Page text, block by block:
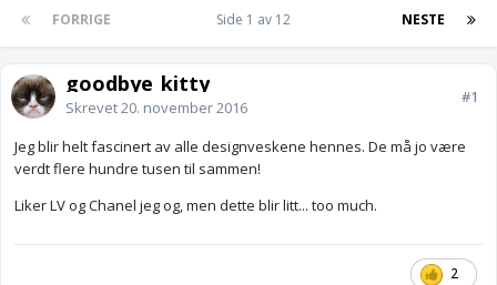
FORRIGE NESTE
Side 1 av 12
goodbye_kitty
Skrevet20. november 2016
#1
Jeg blir helt fascinert av alle designveskene hennes. De må jo være
verdt flere hundre tusen til sammen!
Liker LV og Chanel jeg og, men dette blir litt... too much.
2